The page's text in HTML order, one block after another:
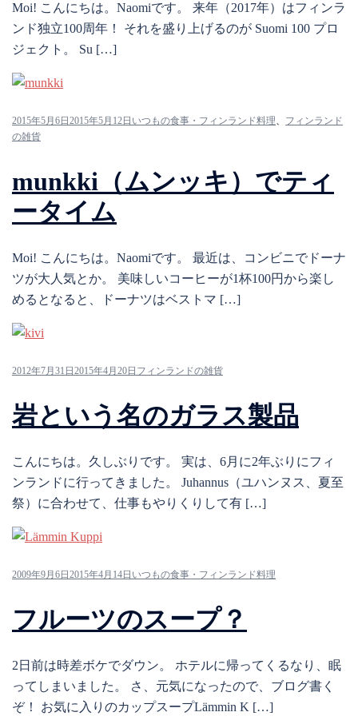
Moi! こんにちは。Naomiです。 来年（2017年）はフィンラ
ンド独立100周年！ それを盛り上げるのが Suomi 100 プロ
ジェクト。 Su […]
2015年5月6日 2015年5月12日 いつもの食事・フィンランド料理、 フィンランド
の雑貨
munkki（ムンッキ）でティ
ータイム
Moi! こんにちは。Naomiです。 最近は、コンビニでドーナ
ツが大人気とか。 美味しいコーヒーが1杯100円から楽し
めるとなると、ドーナツはベストマ […]
2012年7月31日 2015年4月20日 フィンランドの雑貨
岩という名のガラス製品
こんにちは。久しぶりです。 実は、6月に2年ぶりにフィ
ンランドに行ってきました。 Juhannus（ユハンヌス、夏至
祭）に合わせて、仕事もやりくりして有 […]
2009年9月6日 2015年4月14日 いつもの食事・フィンランド料理
フルーツのスープ？
2日前は時差ボケでダウン。 ホテルに帰ってくるなり、眠
ってしまいました。 さ、元気になったので、ブログ書く
ぞ！ お気に入りのカップスープLämmin K […]